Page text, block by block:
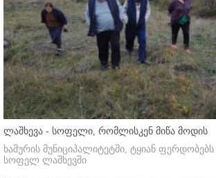
ლაშხევა - სოფელი, რომლისკენ მიწა მოდის
ხაშურის მუნიციპალიტეტში, ტყიან
სოფელ ლაშხევში